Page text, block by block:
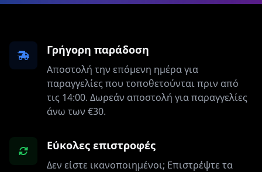
Γρήγορη παράδοση
Αποστολή την επόμενη ημέρα για
παραγγελίες που τοποθετούνται πριν από
τις 14:00. Δωρεάν αποστολή για παραγγελίες
άνω των €30.
Εύκολες επιστροφές
Δεν είστε ικανοποιημένοι; Επιστρέψτε τα